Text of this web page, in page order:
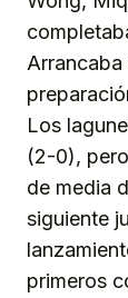
Los
(2-0),
de media
siguiente
primeros